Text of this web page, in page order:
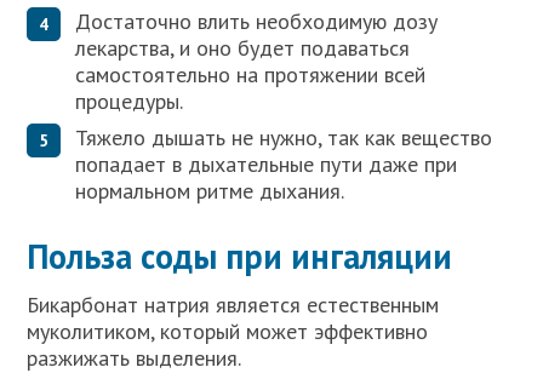
Достаточно влить необходимую дозу
лекарства, и оно будет подаваться
самостоятельно на протяжении всей
процедуры.
Тяжело дышать не нужно, так как вещество
попадает в дыхательные пути даже при
нормальном ритме дыхания.
Польза соды при ингаляции
Бикарбонат натрия является естественным
муколитиком, который может эффективно
разжижать выделения.